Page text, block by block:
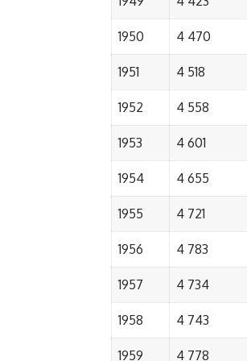
1950 4 470
1951 4 518
1952 4 558
1953 4 601
1954 4 655
1955 4 721
1956 4 783
1957 4 734
1958 4 743
1959 4 778